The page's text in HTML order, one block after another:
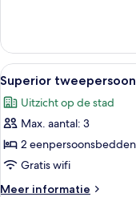
eenpersoonskamer
Alle
foto's
voor
Superior
laden
1
Superior
Uitzicht op de stad
Max. aantal: 3
2 eenpersoonsbedden
Gratis wifi
Meer informatie
Meer